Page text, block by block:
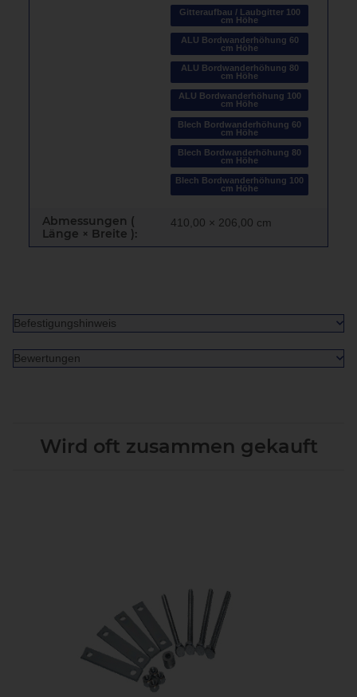
Gitteraufbau / Laubgitter 100
cm Höhe
ALU Bordwanderhöhung 60
cm Höhe
ALU Bordwanderhöhung 80
cm Höhe
ALU Bordwanderhöhung 100
cm Höhe
Blech Bordwanderhöhung 60
cm Höhe
Blech Bordwanderhöhung 80
cm Höhe
Blech Bordwanderhöhung 100
cm Höhe
Abmessungen (
Länge × Breite ):
410,00 × 206,00 cm
Befestigungshinweis
Bewertungen
Wird oft zusammen gekauft